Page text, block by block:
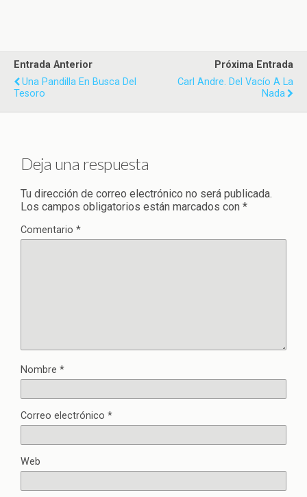
Entrada Anterior
Una Pandilla En Busca Del
Tesoro
Próxima Entrada
Carl Andre. Del Vacío A La
Nada
Deja una respuesta
Tu dirección de correo electrónico no será publicada.
Los campos obligatorios están marcados con *
Comentario *
Nombre *
Correo electrónico *
Web